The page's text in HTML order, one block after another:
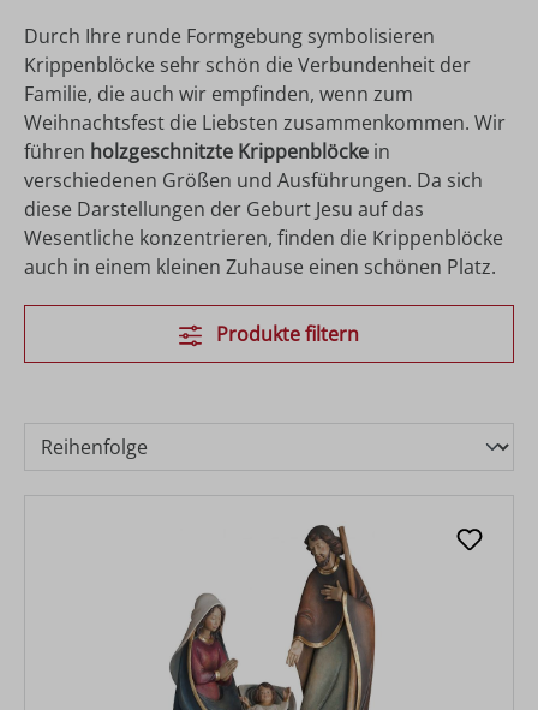
Durch Ihre runde Formgebung symbolisieren
Krippenblöcke sehr schön die Verbundenheit der
Familie, die auch wir empfinden, wenn zum
Weihnachtsfest die Liebsten zusammenkommen. Wir
führen holzgeschnitzte Krippenblöcke in
verschiedenen Größen und Ausführungen. Da sich
diese Darstellungen der Geburt Jesu auf das
Wesentliche konzentrieren, finden die Krippenblöcke
auch in einem kleinen Zuhause einen schönen Platz.
Produkte filtern